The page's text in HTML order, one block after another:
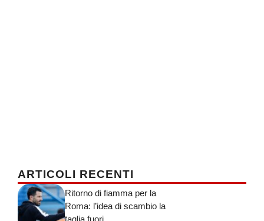
ARTICOLI RECENTI
Ritorno di fiamma per la
Roma: l’idea di scambio la
taglia fuori